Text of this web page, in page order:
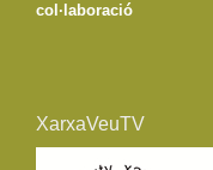
col·laboració
XarxaVeuTV